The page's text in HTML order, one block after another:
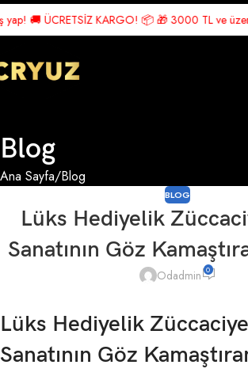
KARGO! 📦 🎁 3000 TL ve üzeri
Blog
Ana Sayfa Blog
BLOG
Lüks Hediyelik
Sanatının Göz
Odadmin 0
Lüks Hediyelik
Sanatının Göz